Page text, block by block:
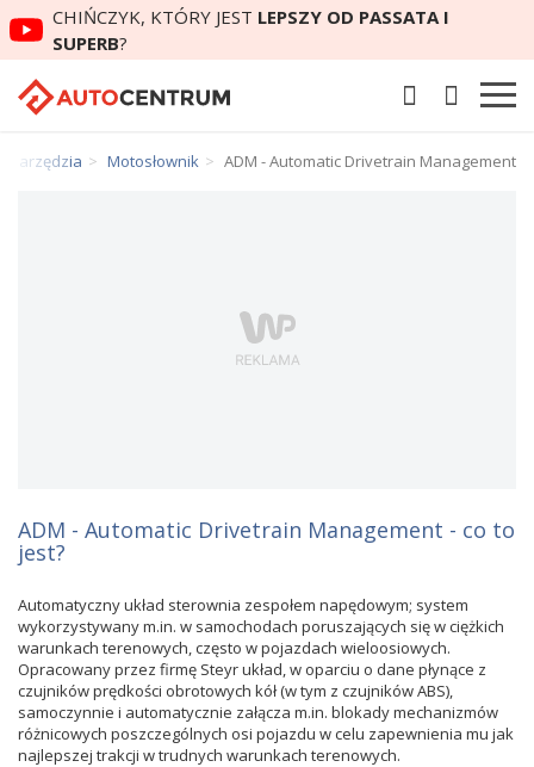
CHIŃCZYK, KTÓRY JEST LEPSZY OD PASSATA I
SUPERB?
Narzędzia Motosłownik ADM - Automatic Drivetrain Management
ADM - Automatic Drivetrain Management - co to
jest?
Automatyczny układ sterownia zespołem napędowym; system
wykorzystywany m.in. w samochodach poruszających się w ciężkich
warunkach terenowych, często w pojazdach wieloosiowych.
Opracowany przez firmę Steyr układ, w oparciu o dane płynące z
czujników prędkości obrotowych kół (w tym z czujników ABS),
samoczynnie i automatycznie załącza m.in. blokady mechanizmów
różnicowych poszczególnych osi pojazdu w celu zapewnienia mu jak
najlepszej trakcji w trudnych warunkach terenowych.